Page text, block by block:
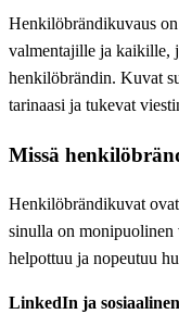
Henkilöbrändikuvaus
valmentajille ja kaikille,
henkilöbrändin. Kuvat
tarinaasi ja tukevat
Missä
Henkilöbrändikuvat
sinulla on monipuolinen
helpottuu ja nopeutuu
LinkedIn ja